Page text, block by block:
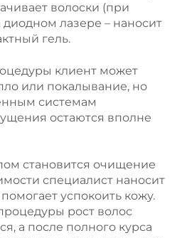
волоски (при
лазере – наносит
гель.
клиент может
или покалывание, но
системам
остаются вполне
становится очищение
специалист наносит
успокоить кожу.
рост волос
а после полного курса